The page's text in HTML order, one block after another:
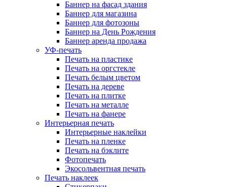
Баннер на фасад здания
Баннер для магазина
Баннер для фотозоны
Баннер на День Рождения
Баннер аренда продажа
УФ-печать
Печать на пластике
Печать на оргстекле
Печать белым цветом
Печать на дереве
Печать на плитке
Печать на металле
Печать на фанере
Интерьерная печать
Интерьерные наклейки
Печать на пленке
Печать на бэклите
Фотопечать
Экосольвентная печать
Печать наклеек